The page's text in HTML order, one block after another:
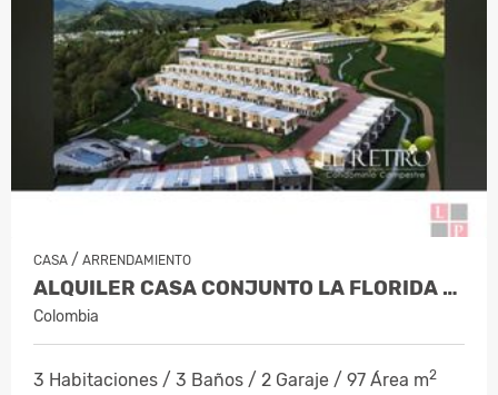
CASA / ARRENDAMIENTO
ALQUILER CASA CONJUNTO LA FLORIDA VILL…
Colombia
3 Habitaciones / 3 Baños / 2 Garaje / 97 Área m2